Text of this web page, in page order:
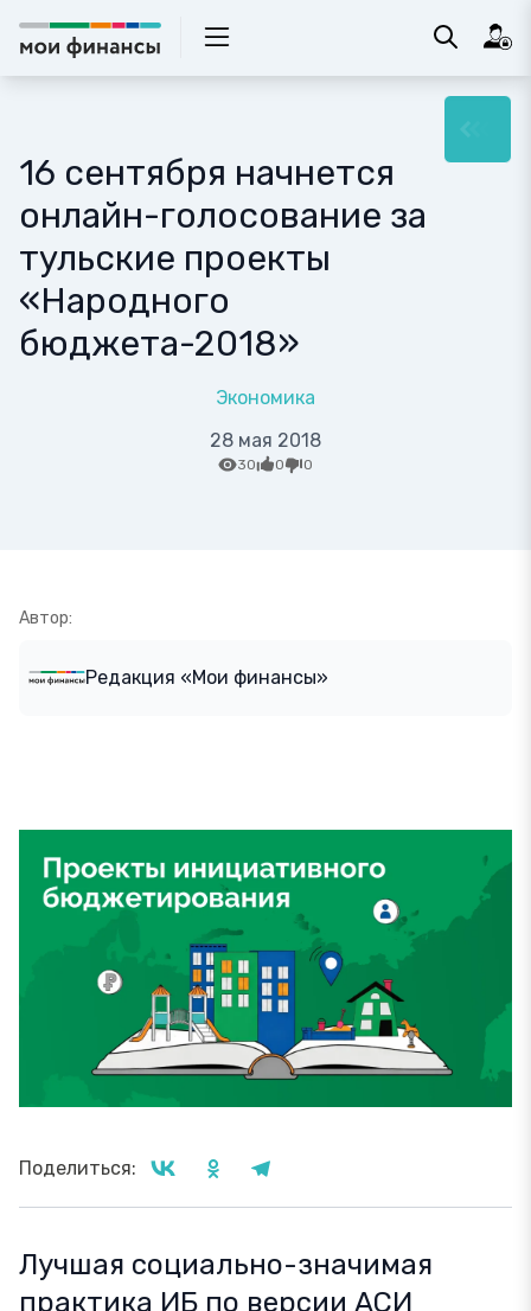
16 сентября начнется
онлайн-голосование за
тульские проекты
«Народного
бюджета-2018»
Экономика
28 мая 2018
30 0 0
Автор:
Редакция «Мои финансы»
Поделиться:
Лучшая социально-значимая
практика ИБ по версии АСИ